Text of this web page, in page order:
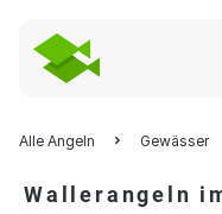
Alle Angeln Gewässer
Wallerangeln